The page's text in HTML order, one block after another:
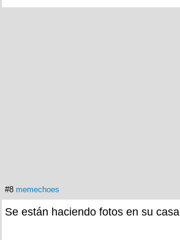
#8 memechoes
Se están haciendo fotos en su casa